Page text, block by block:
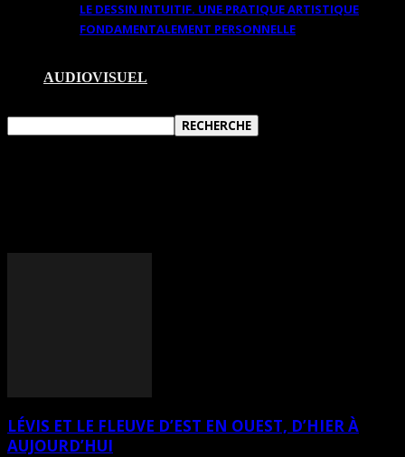
LE DESSIN INTUITIF. UNE PRATIQUE ARTISTIQUE
FONDAMENTALEMENT PERSONNELLE
AUDIOVISUEL
LÉVIS ET LE FLEUVE D’EST EN OUEST, D’HIER À
AUJOURD’HUI